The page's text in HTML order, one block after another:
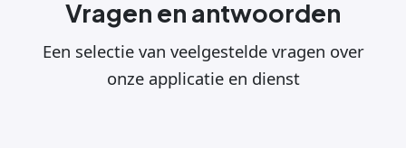
Vragen en antwoorden
Een selectie van veelgestelde vragen over
onze applicatie en dienst